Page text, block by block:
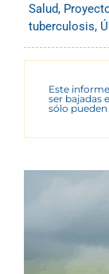
Salud,
tuberculosis,
Este
ser bajadas
sólo